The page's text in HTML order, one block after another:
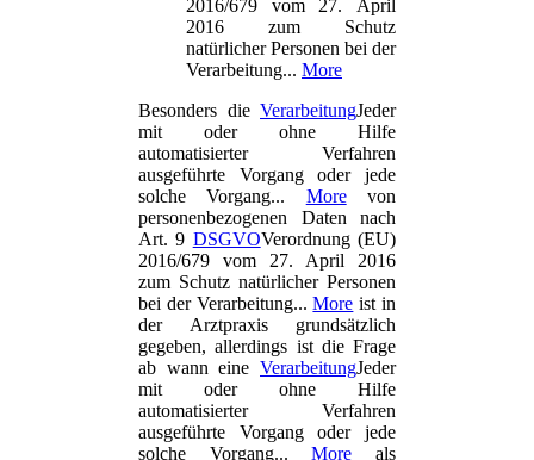
2016/679 vom 27. April
2016 zum Schutz
natürlicher Personen bei der
Verarbeitung... More
Besonders die VerarbeitungJeder
mit oder ohne Hilfe
automatisierter Verfahren
ausgeführte Vorgang oder jede
solche Vorgang... Morevon
personenbezogenen Daten nach
Art. 9 DSGVOVerordnung (EU)
2016/679 vom 27. April 2016
zum Schutz natürlicher Personen
bei der Verarbeitung...More ist in
der Arztpraxis grundsätzlich
gegeben, allerdings ist die Frage
ab wann eine VerarbeitungJeder
mit oder ohne Hilfe
automatisierter Verfahren
ausgeführte Vorgang oder jede
solche Vorgang...More als